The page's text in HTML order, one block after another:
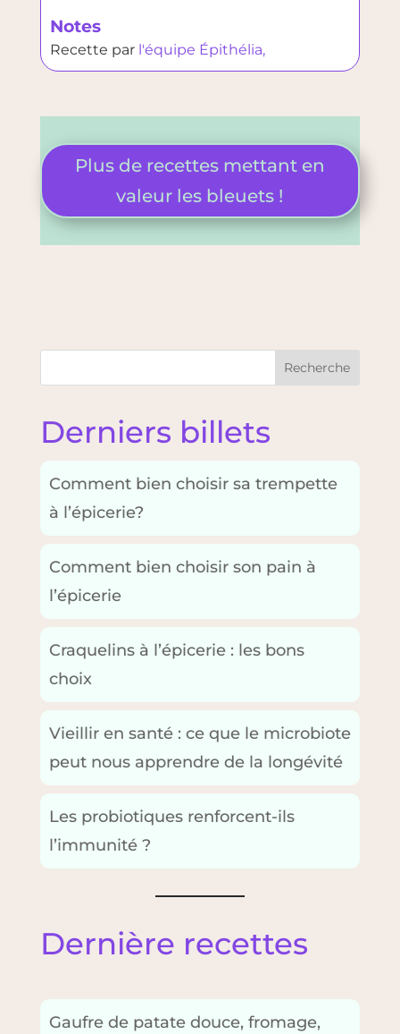
Notes
Recette par l'équipe Épithélia,
Plus de recettes mettant en
valeur les bleuets !
Recherche
Derniers billets
Comment bien choisir sa trempette
à l’épicerie?
Comment bien choisir son pain à
l’épicerie
Craquelins à l’épicerie : les bons
choix
Vieillir en santé : ce que le microbiote
peut nous apprendre de la longévité
Les probiotiques renforcent-ils
l’immunité ?
Dernière recettes
Gaufre de patate douce, fromage,